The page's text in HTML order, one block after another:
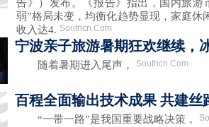
告》）发布。《报告》指出，国内旅
弱”格局未变，均衡化趋势显现，家庭休
收入达4. Southcn.Com
宁波亲子旅游暑期狂欢继续，
随着暑期进入尾声， Southcn.Com
百程全面输出技术成果 共建丝
“一带一路”是我国重要战略决策，